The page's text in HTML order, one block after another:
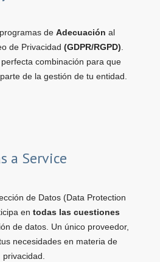
de Adecuación al
de Privacidad (GDPR/RGPD)
combinación para que
de la gestión de tu entidad.
a Service
de Datos (Data Protection
en todas las cuestiones
de datos. Un único proveedor,
necesidades en materia de
privacidad.